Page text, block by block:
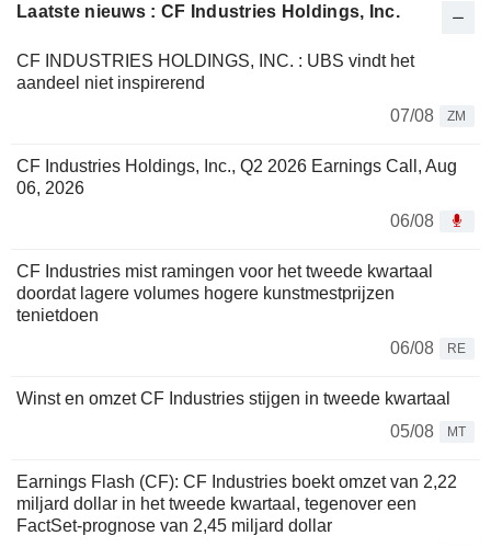
Laatste nieuws : CF Industries Holdings, Inc.
CF INDUSTRIES HOLDINGS, INC. : UBS vindt het
aandeel niet inspirerend
07/08
ZM
CF Industries Holdings, Inc., Q2 2026 Earnings Call, Aug
06, 2026
06/08
CF Industries mist ramingen voor het tweede kwartaal
doordat lagere volumes hogere kunstmestprijzen
tenietdoen
06/08
RE
Winst en omzet CF Industries stijgen in tweede kwartaal
05/08
MT
Earnings Flash (CF): CF Industries boekt omzet van 2,22
miljard dollar in het tweede kwartaal, tegenover een
FactSet-prognose van 2,45 miljard dollar